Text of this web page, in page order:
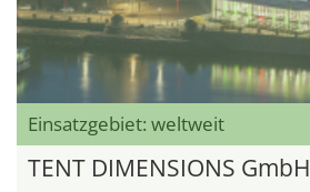
Einsatzgebiet: weltweit
TENT DIMENSIONS GmbH